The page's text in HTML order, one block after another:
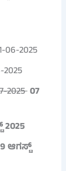
06-2025
202507
2025
ಆಗಸ್ಟ್